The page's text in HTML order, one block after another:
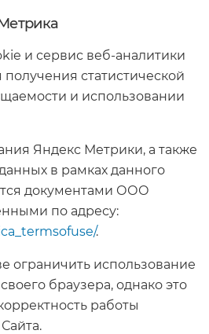
и сервис веб-аналитики
статистической
и использовании
Яндекс Метрики, а также
в рамках данного
документами ООО
по адресу:
.
ограничить использование
браузера, однако это
работы